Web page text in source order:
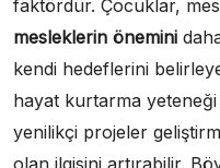
faktördür. Çocuklar,
mesleklerin önemini
kendi hedeflerini
hayat kurtarma
yenilikçi projeler
olan ilgisini artırabilir.